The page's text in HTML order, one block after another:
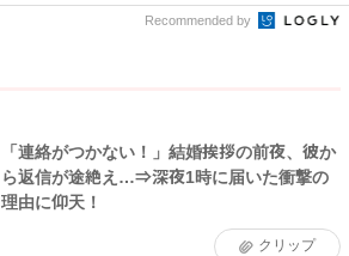
Recommended by
「連絡がつかない！」結婚挨拶の前夜、彼か
ら返信が途絶え…⇒深夜1時に届いた衝撃の
理由に仰天！
クリップ